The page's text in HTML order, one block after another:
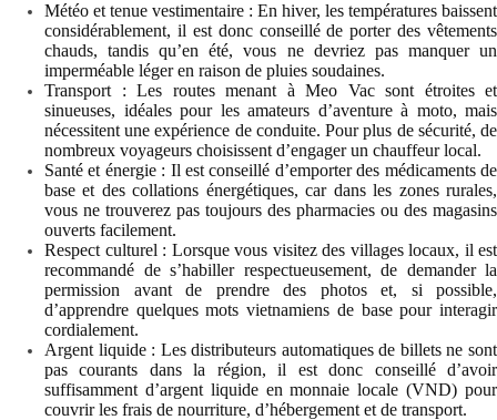
Météo et tenue vestimentaire : En hiver, les températures baissent
considérablement, il est donc conseillé de porter des vêtements
chauds, tandis qu’en été, vous ne devriez pas manquer un
imperméable léger en raison de pluies soudaines.
Transport : Les routes menant à Meo Vac sont étroites et
sinueuses, idéales pour les amateurs d’aventure à moto, mais
nécessitent une expérience de conduite. Pour plus de sécurité, de
nombreux voyageurs choisissent d’engager un chauffeur local.
Santé et énergie : Il est conseillé d’emporter des médicaments de
base et des collations énergétiques, car dans les zones rurales,
vous ne trouverez pas toujours des pharmacies ou des magasins
ouverts facilement.
Respect culturel : Lorsque vous visitez des villages locaux, il est
recommandé de s’habiller respectueusement, de demander la
permission avant de prendre des photos et, si possible,
d’apprendre quelques mots vietnamiens de base pour interagir
cordialement.
Argent liquide : Les distributeurs automatiques de billets ne sont
pas courants dans la région, il est donc conseillé d’avoir
suffisamment d’argent liquide en monnaie locale (VND) pour
couvrir les frais de nourriture, d’hébergement et de transport.